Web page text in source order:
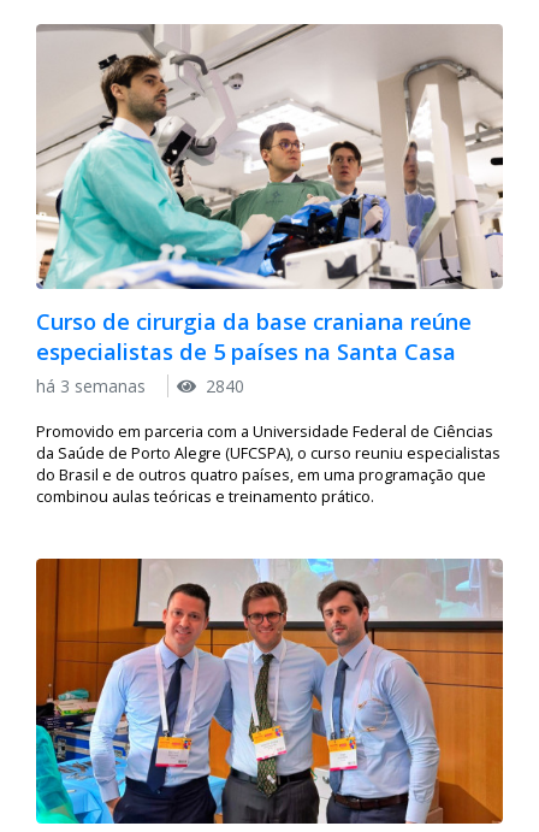
Curso de cirurgia da base craniana reúne
especialistas de 5 países na Santa Casa
há 3 semanas 2840
Promovido em parceria com a Universidade Federal de Ciências
da Saúde de Porto Alegre (UFCSPA), o curso reuniu especialistas
do Brasil e de outros quatro países, em uma programação que
combinou aulas teóricas e treinamento prático.